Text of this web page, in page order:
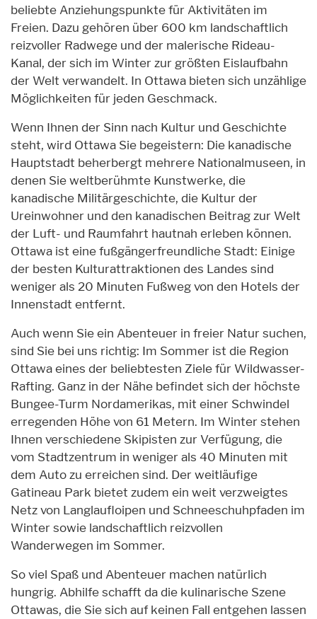
beliebte Anziehungspunkte für Aktivitäten im
Freien. Dazu gehören über 600 km landschaftlich
reizvoller Radwege und der malerische Rideau-
Kanal, der sich im Winter zur größten Eislaufbahn
der Welt verwandelt. In Ottawa bieten sich unzählige
Möglichkeiten für jeden Geschmack.
Wenn Ihnen der Sinn nach Kultur und Geschichte
steht, wird Ottawa Sie begeistern: Die kanadische
Hauptstadt beherbergt mehrere Nationalmuseen, in
denen Sie weltberühmte Kunstwerke, die
kanadische Militärgeschichte, die Kultur der
Ureinwohner und den kanadischen Beitrag zur Welt
der Luft- und Raumfahrt hautnah erleben können.
Ottawa ist eine fußgängerfreundliche Stadt: Einige
der besten Kulturattraktionen des Landes sind
weniger als 20 Minuten Fußweg von den Hotels der
Innenstadt entfernt.
Auch wenn Sie ein Abenteuer in freier Natur suchen,
sind Sie bei uns richtig: Im Sommer ist die Region
Ottawa eines der beliebtesten Ziele für Wildwasser-
Rafting. Ganz in der Nähe befindet sich der höchste
Bungee-Turm Nordamerikas, mit einer Schwindel
erregenden Höhe von 61 Metern. Im Winter stehen
Ihnen verschiedene Skipisten zur Verfügung, die
vom Stadtzentrum in weniger als 40 Minuten mit
dem Auto zu erreichen sind. Der weitläufige
Gatineau Park bietet zudem ein weit verzweigtes
Netz von Langlaufloipen und Schneeschuhpfaden im
Winter sowie landschaftlich reizvollen
Wanderwegen im Sommer.
So viel Spaß und Abenteuer machen natürlich
hungrig. Abhilfe schafft da die kulinarische Szene
Ottawas, die Sie sich auf keinen Fall entgehen lassen